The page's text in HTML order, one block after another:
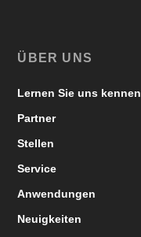
ÜBER UNS
Lernen Sie uns kennen
Partner
Stellen
Service
Anwendungen
Neuigkeiten